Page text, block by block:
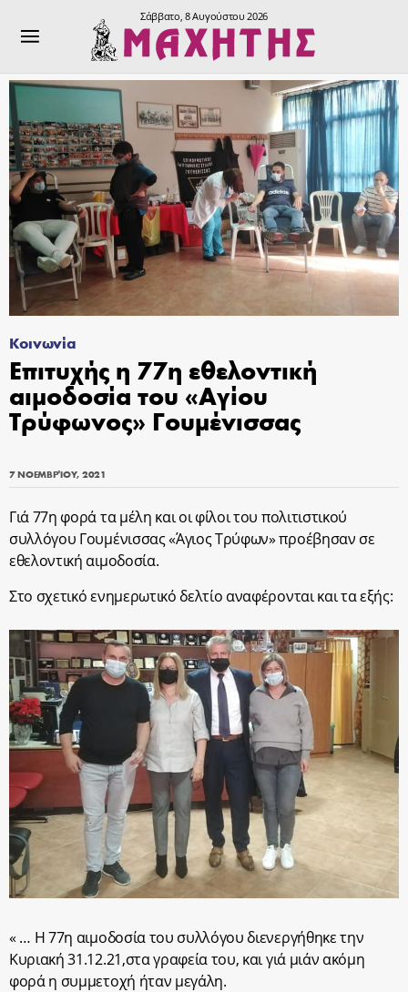
Σάββατο, 8 Αυγούστου 2026
Κοινωνία
Επιτυχής η 77η εθελοντική
αιμοδοσία του «Αγίου
Τρύφωνος» Γουμένισσας
7 ΝΟΕΜΒΡΊΟΥ, 2021
Γιά 77η φορά τα μέλη και οι φίλοι του πολιτιστικού
συλλόγου Γουμένισσας «Άγιος Τρύφων» προέβησαν σε
εθελοντική αιμοδοσία.
Στο σχετικό ενημερωτικό δελτίο αναφέρονται και τα εξής:
« … Η 77η αιμοδοσία του συλλόγου διενεργήθηκε την
Κυριακή 31.12.21,στα γραφεία του, και γιά μιάν ακόμη
φορά η συμμετοχή ήταν μεγάλη.